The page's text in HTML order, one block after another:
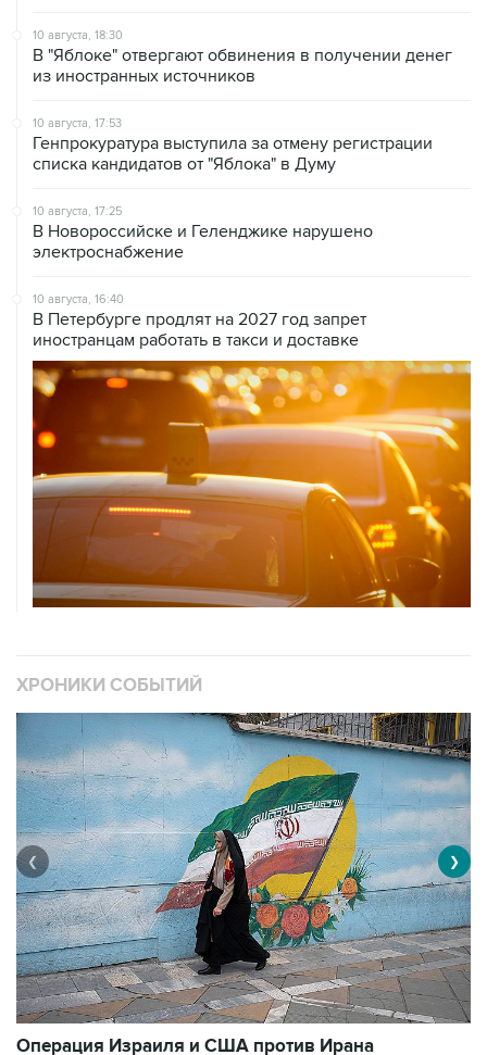
10 августа, 18:30
В "Яблоке" отвергают обвинения в получении денег
из иностранных источников
10 августа, 17:53
Генпрокуратура выступила за отмену регистрации
списка кандидатов от "Яблока" в Думу
10 августа, 17:25
В Новороссийске и Геленджике нарушено
электроснабжение
10 августа, 16:40
В Петербурге продлят на 2027 год запрет
иностранцам работать в такси и доставке
ХРОНИКИ СОБЫТИЙ
Операция Израиля и США против Ирана
❮ ❯